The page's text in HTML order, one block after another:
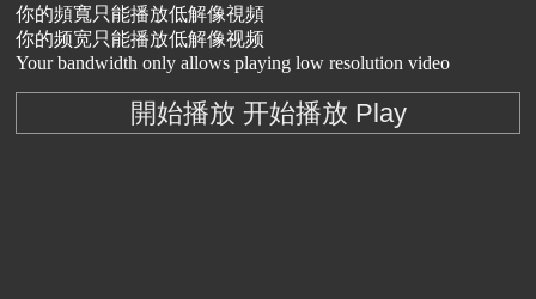
你的頻寬只能播放低解像視頻
你的频宽只能播放低解像视频
Your bandwidth only allows playing low resolution video
開始播放 开始播放 Play